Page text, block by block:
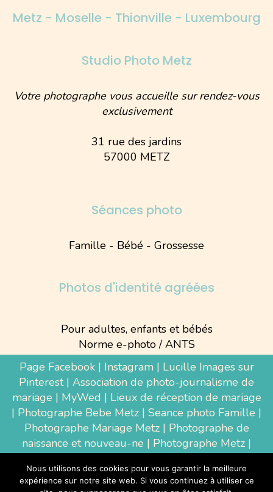
Metz - Moselle - Thionville - Luxembourg
Studio Photo Metz
Votre photographe vous accueille sur rendez-vous
exclusivement
31 rue des jardins
57000 METZ
Séances photo
Famille - Bébé - Grossesse
Photos d'identité agréées
Pour adultes, enfants et bébés
Norme e-photo / ANTS
Page Facebook| Instagram| Lucille Images sur
Pinterest| Association de photo-journalisme de
mariage | MyWed | Lieux de réception de mariage
| Photographe Bebe Metz | Seance photo Famille |
Photographe Mariage Metz| Photographe de
naissance et nouveau-ne | Photographe Metz |
Luxembourg|Photographe Thionville|
Photographe d'entreprise Metz
Nous utilisons des cookies pour vous garantir la meilleure
expérience sur notre site web. Si vous continuez à utiliser ce